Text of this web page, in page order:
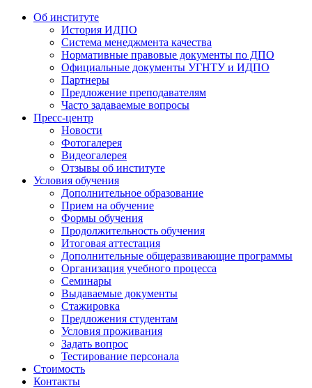
Об институте
История ИДПО
Система менеджмента качества
Нормативные правовые документы по ДПО
Официальные документы УГНТУ и ИДПО
Партнеры
Предложение преподавателям
Часто задаваемые вопросы
Пресс-центр
Новости
Фотогалерея
Видеогалерея
Отзывы об институте
Условия обучения
Дополнительное образование
Прием на обучение
Формы обучения
Продолжительность обучения
Итоговая аттестация
Дополнительные общеразвивающие программы
Организация учебного процесса
Семинары
Выдаваемые документы
Стажировка
Предложения студентам
Условия проживания
Задать вопрос
Тестирование персонала
Стоимость
Контакты